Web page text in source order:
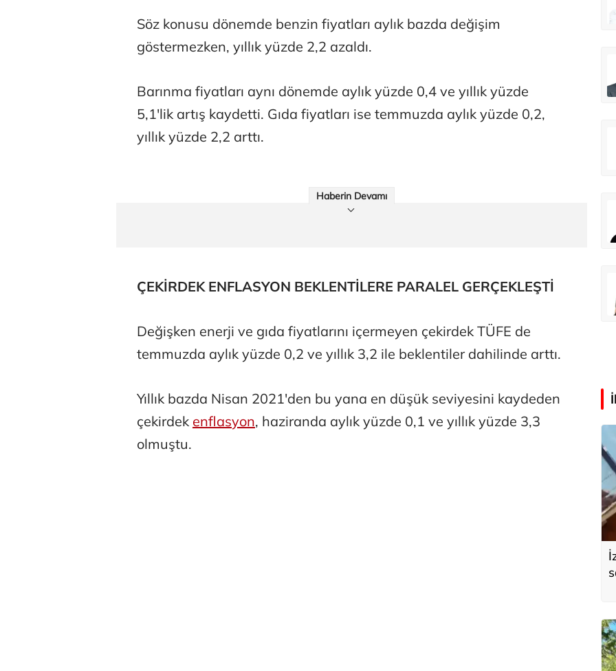
Söz konusu dönemde benzin fiyatları aylık bazda değişim
göstermezken, yıllık yüzde 2,2 azaldı.
Barınma fiyatları aynı dönemde aylık yüzde 0,4 ve yıllık yüzde
5,1'lik artış kaydetti. Gıda fiyatları ise temmuzda aylık yüzde 0,2,
yıllık yüzde 2,2 arttı.
Haberin Devamı
ÇEKİRDEK ENFLASYON BEKLENTİLERE PARALEL GERÇEKLEŞTİ
Değişken enerji ve gıda fiyatlarını içermeyen çekirdek TÜFE de
temmuzda aylık yüzde 0,2 ve yıllık 3,2 ile beklentiler dahilinde arttı.
Yıllık bazda Nisan 2021'den bu yana en düşük seviyesini kaydeden
çekirdek enflasyon, haziranda aylık yüzde 0,1 ve yıllık yüzde 3,3
olmuştu.
Çağdaş Ertuna